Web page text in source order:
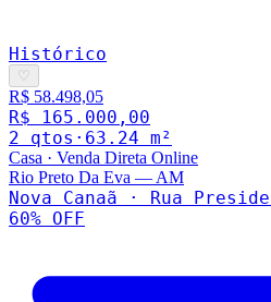
Histórico
♡
R$ 58.498,05
R$ 165.000,00
2 qtos · 63.24 m²
Casa · Venda Direta Online
Rio Preto Da Eva — AM
Nova Canaã · Rua
60% OFF